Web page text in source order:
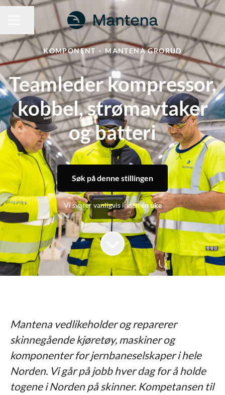
KARRIEREMENY
KOMPONENT · MANTENA GRORUD
Teamleder kompressor,
kobbel, strømavtaker
og batteri
Søk på denne stillingen
Vi svarer vanligvis innenén uke
Mantena vedlikeholder og reparerer
skinnegående kjøretøy, maskiner og
komponenter for jernbaneselskaper i hele
Norden. Vi går på jobb hver dag for å holde
togene i Norden på skinner. Kompetansen til